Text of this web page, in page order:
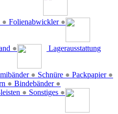
● Folienabwickler ●
●
● Schnüre ● Packpapier ●
Lagerausstattung
● Bindebänder ●
● Sonstiges ●